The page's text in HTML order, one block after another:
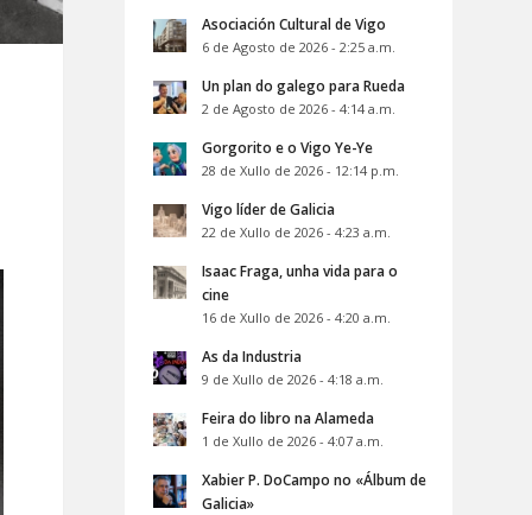
Asociación Cultural de Vigo
6 de Agosto de 2026 - 2:25 a.m.
Un plan do galego para Rueda
2 de Agosto de 2026 - 4:14 a.m.
Gorgorito e o Vigo Ye-Ye
28 de Xullo de 2026 - 12:14 p.m.
Vigo líder de Galicia
22 de Xullo de 2026 - 4:23 a.m.
Isaac Fraga, unha vida para o
cine
16 de Xullo de 2026 - 4:20 a.m.
As da Industria
9 de Xullo de 2026 - 4:18 a.m.
Feira do libro na Alameda
1 de Xullo de 2026 - 4:07 a.m.
Xabier P. DoCampo no «Álbum de
Galicia»